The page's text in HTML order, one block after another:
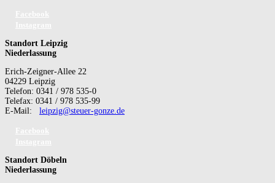
Standort Leipzig
Niederlassung
Erich-Zeigner-Allee 22
04229 Leipzig
Telefon: 0341 / 978 535-0
Telefax: 0341 / 978 535-99
E-Mail: leipzig@steuer-gonze.de
Standort Döbeln
Niederlassung